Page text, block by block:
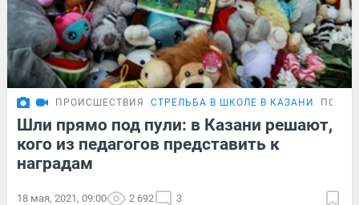
ПРОИСШЕСТВИЯ СТРЕЛЬБА В ШКОЛЕ В КАЗАНИ
Шли прямо под пули: в Казани решают,
кого из педагогов представить к
наградам
18 мая, 2021, 09:00 2 692 3